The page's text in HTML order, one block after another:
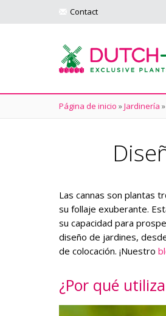
Contact
Página de inicio »Jardinería »
Las cannas son plantas
su follaje exuberante.
su capacidad para
diseño de jardines,
de colocación. ¡Nuestro
¿Por qué